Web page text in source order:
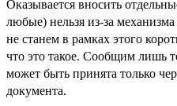
Оказывается вносить
любые) нельзя из-за
не станем в рамках этого
что это такое. Сообщим лишь
может быть принята только
документа.